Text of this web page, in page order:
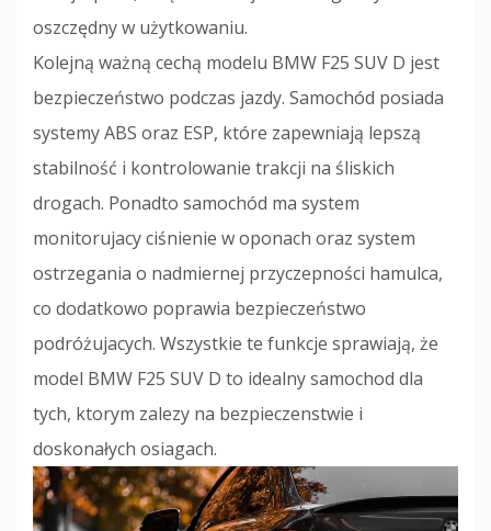
oszczędny w użytkowaniu.
Kolejną ważną cechą modelu BMW F25 SUV D jest
bezpieczeństwo podczas jazdy. Samochód posiada
systemy ABS oraz ESP, które zapewniają lepszą
stabilność i kontrolowanie trakcji na śliskich
drogach. Ponadto samochód ma system
monitorujacy ciśnienie w oponach oraz system
ostrzegania o nadmiernej przyczepności hamulca,
co dodatkowo poprawia bezpieczeństwo
podróżujacych. Wszystkie te funkcje sprawiają, że
model BMW F25 SUV D to idealny samochod dla
tych, ktorym zalezy na bezpieczenstwie i
doskonałych osiagach.